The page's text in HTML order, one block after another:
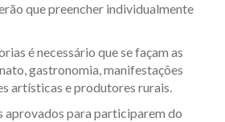
que preencher individualmente
é necessário que se façam as
gastronomia, manifestações
artísticas e produtores rurais.
aprovados para participarem do